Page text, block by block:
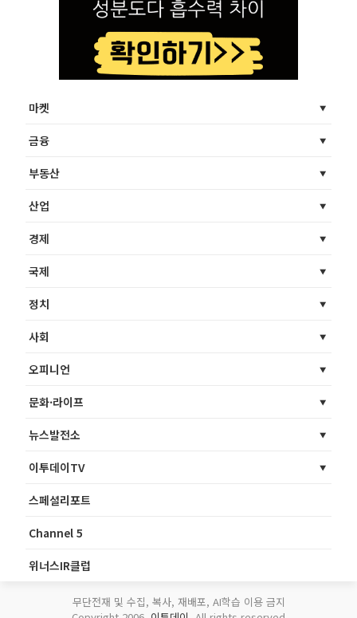
마켓
금융
부동산
산업
경제
국제
정치
사회
오피니언
문화·라이프
뉴스발전소
이투데이TV
스페셜리포트
Channel 5
위너스IR클럽
무단전재 및 수집, 복사, 재배포, AI학습 이용 금지